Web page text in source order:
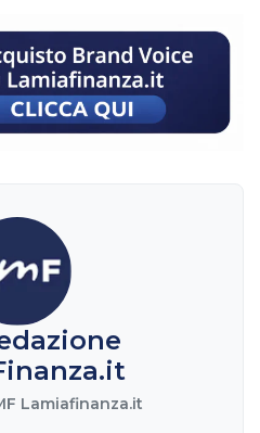
Lamiafinanza.it